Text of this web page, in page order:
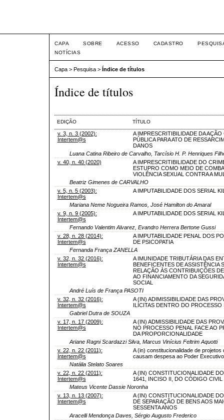
CAPA SOBRE ACESSO CADASTRO
NOTÍCIAS
Capa > Pesquisa > Índice de títulos
Índice de títulos
EDIÇÃO TÍTULO
v. 3, n. 3 (2002):
Intertem@s
A IMPRESCRITIBILIDADE DA AÇÃO
PÚBLICA PARA ATO DE
DANOS
Luana Catina Ribeiro de Carvalho, Tarcísio H. P. Henriques
v. 40, n. 40 (2020)
A IMPRESCRITIBILIDADE DO
ESTUPRO COMO MEIO DE
VIOLÊNCIA SEXUAL CONTRA A
Beatriz Gimenes de CARVALHO
v. 5, n. 5 (2003):
Intertem@s
A IMPUTABILIDADE DOS SERIAL
Mariana Neme Nogueira Ramos, José Hamilton do Amaral
v. 9, n. 9 (2005):
Intertem@s
A IMPUTABILIDADE DOS SERIAL
Fernando Valentim Alvarez, Evandro Herrera Bertone Gussi
v. 28, n. 28 (2014):
Intertem@s
A IMPUTABILIDADE PENAL DOS
DE PSICOPATIA
Fernanda França ZANELLA
v. 32, n. 32 (2016):
Intertem@s
A IMUNIDADE TRIBUTÁRIA DAS
BENEFICENTES DE ASSISTÊNCIA
RELAÇÃO ÀS CONTRIBUIÇÕES
AO FINANCIAMENTO DA
SOCIAL
André Luís de França PASOTI
v. 32, n. 32 (2016):
Intertem@s
A (IN) ADIMISSIBILIDADE DAS
ILÍCITAS DENTRO DO PROCESSO
Gabriel Dutra de SOUZA
v. 17, n. 17 (2009):
Intertem@s
A (IN) ADMISSIBILIDADE DAS
NO PROCESSO PENAL FACE AO
DA PROPORCIONALIDADE
Ariane Ragni Scardazzi Silva, Marcus Vinícius Feltrim Aquotti
v. 22, n. 22 (2011):
Intertem@s
A (in) constitucionalidade de projetos
causam despesa ao Poder Executivo
Natália Stelato Soares
v. 22, n. 22 (2011):
Intertem@s
A (IN) CONSTITUCIONALIDADE
1641, INCISO II, DO CÓDIGO CIVIL
Mateus Vicente Dassie Noronha
v. 13, n. 13 (2007):
Intertem@s
A (IN) CONSTITUCIONALIDADE
DE SEPARAÇÃO DE BENS AOS
SESSENTA ANOS
Aracelli Mendonça Daves, Sérgio Augusto Frederico